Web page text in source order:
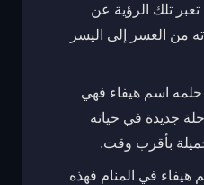
تلك الرؤية عن
من العسر إلى اليسر
اسم هيفاء فهي
جديدة في حياته
بأقرب وقت.
هيفاء في المنام فهذه